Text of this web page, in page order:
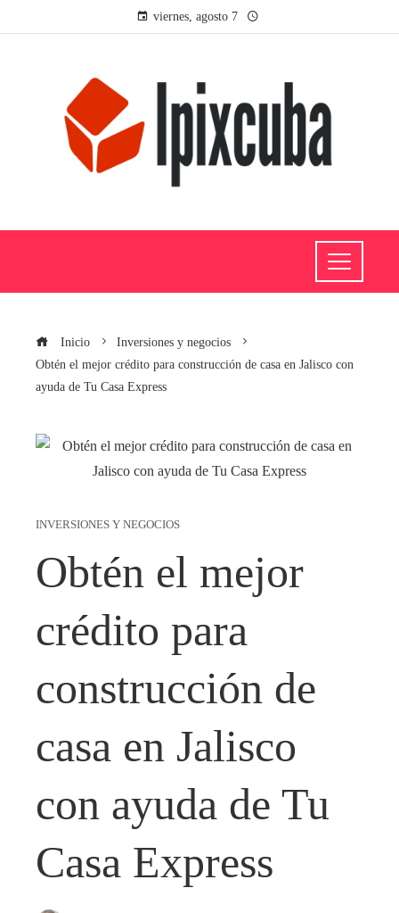
viernes, agosto 7
Inicio
Inversiones y negocios
Obtén el mejor crédito para construcción de casa en Jalisco con
ayuda de Tu Casa Express
INVERSIONES Y NEGOCIOS
Obtén el mejor
crédito para
construcción de
casa en Jalisco
con ayuda de Tu
Casa Express